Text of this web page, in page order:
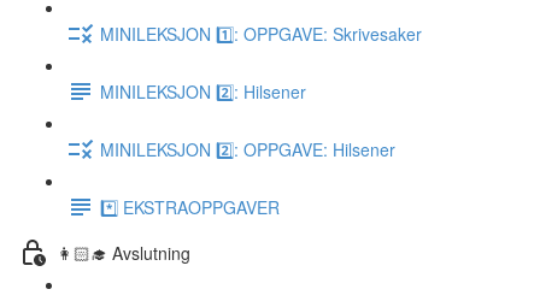
MINILEKSJON 1️⃣: OPPGAVE: Skrivesaker
MINILEKSJON 2️⃣: Hilsener
MINILEKSJON 2️⃣: OPPGAVE: Hilsener
*️⃣ EKSTRAOPPGAVER
👩🏻‍🎓 Avslutning